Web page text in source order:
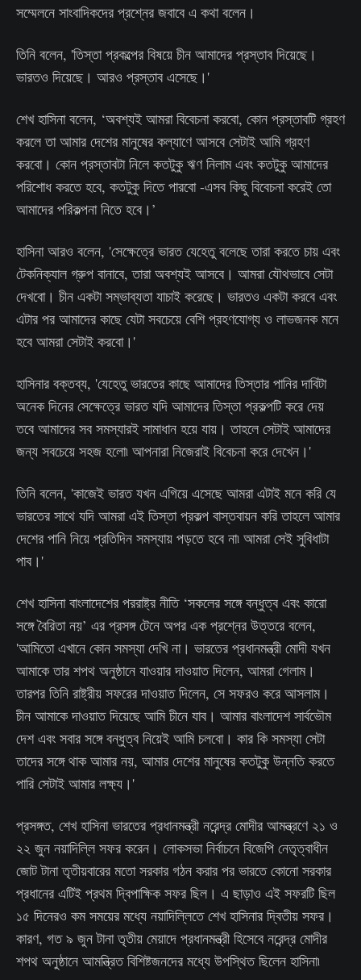
সম্মেলনে সাংবাদিকদের প্রশ্নের জবাবে এ কথা বলেন।
তিনি বলেন, 'তিস্তা প্রকল্পের বিষয়ে চীন আমাদের প্রস্তাব দিয়েছে।
ভারতও দিয়েছে। আরও প্রস্তাব এসেছে।'
শেখ হাসিনা বলেন, ‘অবশ্যই আমরা বিবেচনা করবো, কোন প্রস্তাবটি গ্রহণ
করলে তা আমার দেশের মানুষের কল্যাণে আসবে সেটাই আমি গ্রহণ
করবো। কোন প্রস্তাবটা নিলে কতটুকু ঋণ নিলাম এবং কতটুকু আমাদের
পরিশোধ করতে হবে, কতটুকু দিতে পারবো -এসব কিছু বিবেচনা করেই তো
আমাদের পরিকল্পনা নিতে হবে।’
হাসিনা আরও বলেন, 'সেক্ষেত্রে ভারত যেহেতু বলেছে তারা করতে চায় এবং
টেকনিক্যাল গ্রুপ বানাবে, তারা অবশ্যই আসবে। আমরা যৌথভাবে সেটা
দেখবো। চীন একটা সম্ভাব্যতা যাচাই করেছে। ভারতও একটা করবে এবং
এটার পর আমাদের কাছে যেটা সবচেয়ে বেশি প্রহণযোগ্য ও লাভজনক মনে
হবে আমরা সেটাই করবো।'
হাসিনার বক্তব্য, 'যেহেতু ভারতের কাছে আমাদের তিস্তার পানির দাবিটা
অনেক দিনের সেক্ষেত্রে ভারত যদি আমাদের তিস্তা প্রকল্পটি করে দেয়
তবে আমাদের সব সমস্যারই সামাধান হয়ে যায়। তাহলে সেটাই আমাদের
জন্য সবচেয়ে সহজ হলো৷ আপনারা নিজেরাই বিবেচনা করে দেখেন।'
তিনি বলেন, 'কাজেই ভারত যখন এগিয়ে এসেছে আমরা এটাই মনে করি যে
ভারতের সাথে যদি আমরা এই তিস্তা প্রকল্প বাস্তবায়ন করি তাহলে আমার
দেশের পানি নিয়ে প্রতিদিন সমস্যায় পড়তে হবে না৷ আমরা সেই সুবিধাটা
পাব।'
শেখ হাসিনা বাংলাদেশের পররাষ্ট্র নীতি ‘সকলের সঙ্গে বন্ধুত্ব এবং কারো
সঙ্গে বৈরিতা নয়’ এর প্রসঙ্গ টেনে অপর এক প্রশ্নের উত্তরে বলেন,
'আমিতো এখানে কোন সমস্যা দেখি না। ভারতের প্রধানমন্ত্রী মোদী যখন
আমাকে তার শপথ অনুষ্ঠানে যাওয়ার দাওয়াত দিলেন, আমরা গেলাম।
তারপর তিনি রাষ্ট্রীয় সফরের দাওয়াত দিলেন, সে সফরও করে আসলাম।
চীন আমাকে দাওয়াত দিয়েছে আমি চীনে যাব। আমার বাংলাদেশ সার্বভৌম
দেশ এবং সবার সঙ্গে বন্ধুত্ব নিয়েই আমি চলবো। কার কি সমস্যা সেটা
তাদের সঙ্গে থাক আমার নয়, আমার দেশের মানুষের কতটুকু উন্নতি করতে
পারি সেটাই আমার লক্ষ্য।'
প্রসঙ্গত, শেখ হাসিনা ভারতের প্রধানমন্ত্রী নরেন্দ্র মোদীর আমন্ত্রণে ২১ ও
২২ জুন নয়াদিল্লি সফর করেন। লোকসভা নির্বাচনে বিজেপি নেতৃত্বাধীন
জোট টানা তৃতীয়বারের মতো সরকার গঠন করার পর ভারতে কোনো সরকার
প্রধানের এটিই প্রথম দ্বিপাক্ষিক সফর ছিল। এ ছাড়াও এই সফরটি ছিল
১৫ দিনেরও কম সময়ের মধ্যে নয়াদিল্লিতে শেখ হাসিনার দ্বিতীয় সফর।
কারণ, গত ৯ জুন টানা তৃতীয় মেয়াদে প্রধানমন্ত্রী হিসেবে নরেন্দ্র মোদীর
শপথ অনুষ্ঠানে আমন্ত্রিত বিশিষ্টজনদের মধ্যে উপস্থিত ছিলেন হাসিনা৷